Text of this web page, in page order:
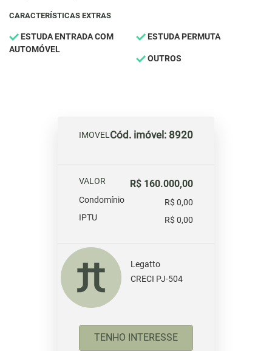
CARACTERÍSTICAS EXTRAS
ESTUDA ENTRADA COM
AUTOMÓVEL
ESTUDA PERMUTA
OUTROS
IMOVELCód. imóvel: 8920
VALOR R$ 160.000,00
Condomínio
R$ 0,00
IPTU
R$ 0,00
Legatto
CRECI PJ-504
TENHO INTERESSE